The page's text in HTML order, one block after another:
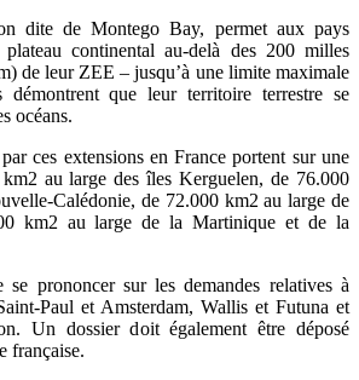
dite de Montego Bay, permet aux pays
plateau continental au-delà des 200 milles
de leur ZEE – jusqu’à une limite maximale
que leur territoire terrestre se
océans.
ces extensions en France portent sur une
au large des îles Kerguelen, de 76.000
Calédonie, de 72.000 km2 au large de
km2 au large de la Martinique et de la
prononcer sur les demandes relatives à
Paul et Amsterdam, Wallis et Futuna et
Un dossier doit également être déposé
française.